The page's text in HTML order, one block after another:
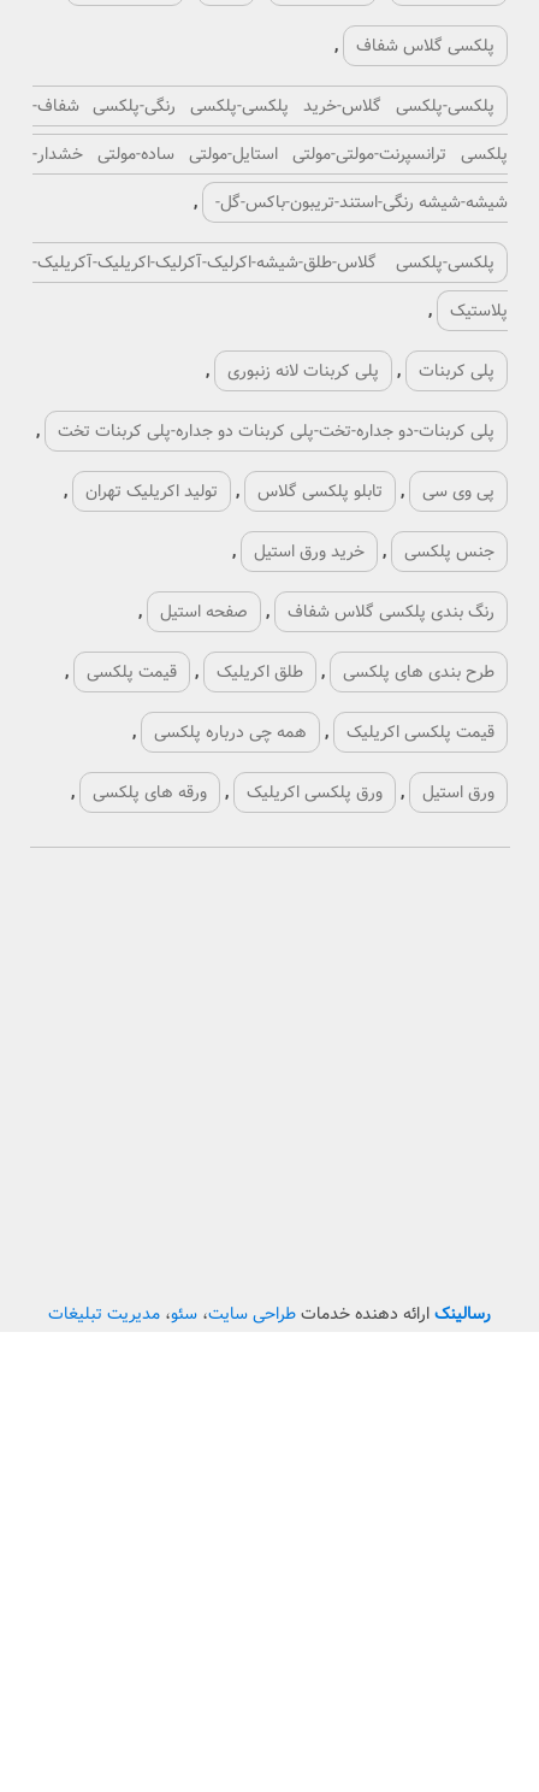
پلکسی شفاف-
مولتی خشدار-
آکریلیک-
کربنات تخت ,
تهران ,
پلکسی ,
پلکسی ,
مدیریت تبلیغات